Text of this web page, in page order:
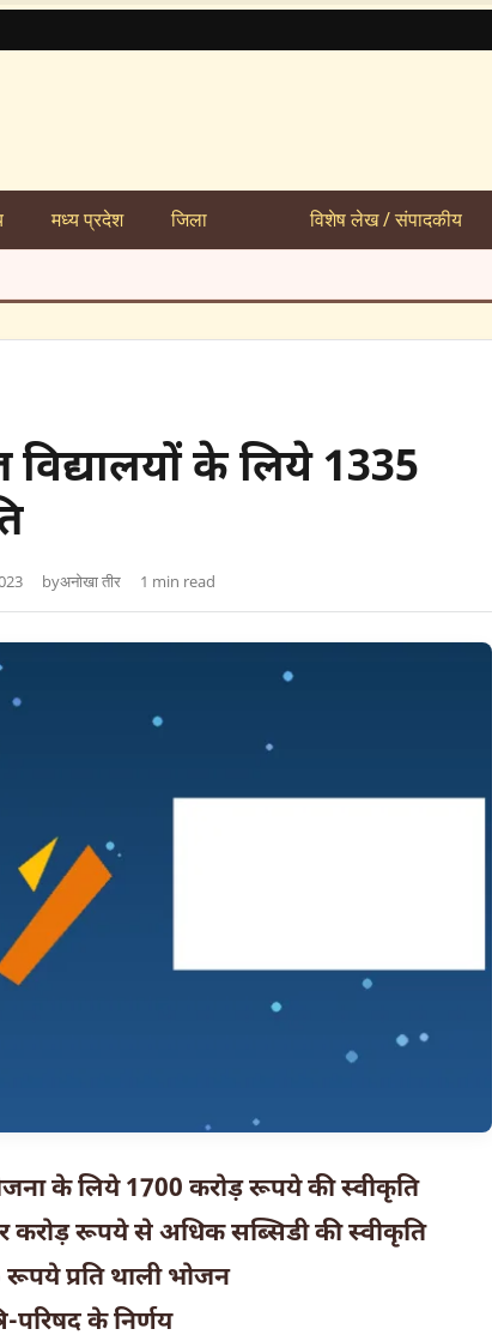
मध्य प्रदेश जिला विशेष लेख / संपादकीय
के लिये 1335
byअनोखा तीर 1 min read
के लिये 1700 करोड़ रूपये की स्वीकृति
करोड़ रूपये से अधिक सब्सिडी की स्वीकृति
प्रति थाली भोजन
परिषद के निर्णय